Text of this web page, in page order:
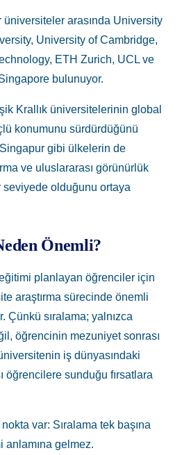
üniversiteler arasında University
University of Cambridge,
ETH Zurich, UCL ve
bulunuyor.
Krallık üniversitelerinin global
konumunu sürdürdüğünü
gibi ülkelerin de
ve uluslararası görünürlük
seviyede olduğunu ortaya
Önemli?
planlayan öğrenciler için
araştırma sürecinde önemli
Çünkü sıralama; yalnızca
öğrencinin mezuniyet sonrası
iş dünyasındaki
öğrencilere sunduğu fırsatlara
var: Sıralama tek başına
anlamına gelmez.